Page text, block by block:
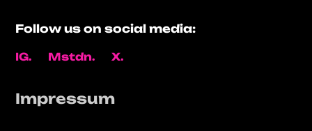
Follow us on social media:
IG. Mstdn. X.
Impressum